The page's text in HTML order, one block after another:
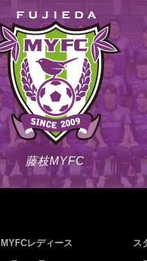
藤枝MYFC
MYFCレディース
ス